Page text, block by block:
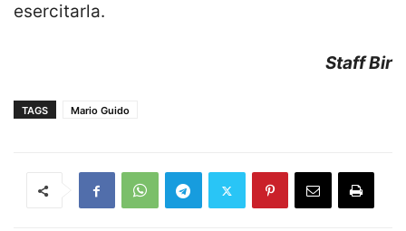
esercitarla.
Staff Bir
TAGS Mario Guido